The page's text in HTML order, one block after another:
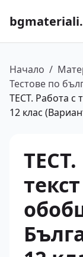
Начало /
Тестове по
ТЕСТ. Работа с
12 клас
ТЕСТ.